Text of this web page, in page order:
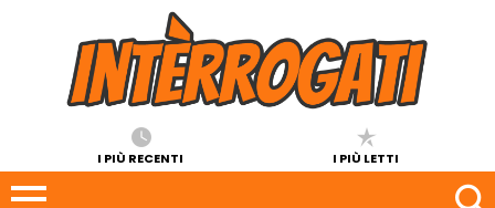
I PIÙ RECENTI I PIÙ LETTI